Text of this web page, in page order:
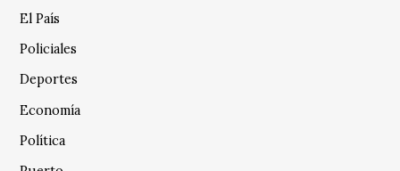
El País
Policiales
Deportes
Economía
Política